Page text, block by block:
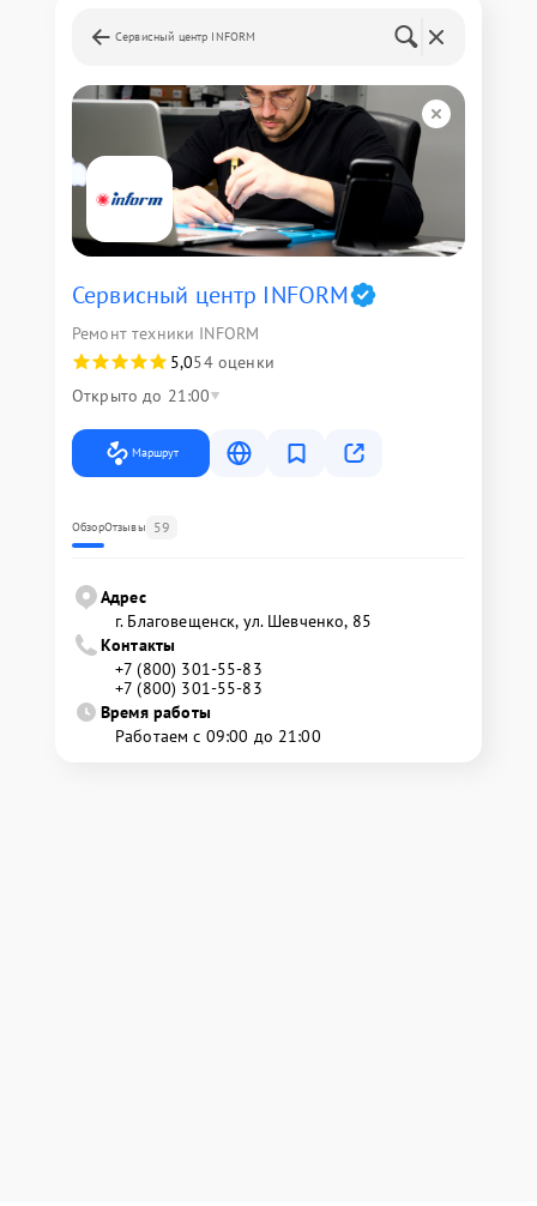
Сервисный центр INFORM
Сервисный центр INFORM
Ремонт техники INFORM
5,054 оценки
Открыто до 21:00
Маршрут
ОбзорОтзывы 59
Адрес
г. Благовещенск, ул. Шевченко, 85
Контакты
+7 (800) 301-55-83
+7 (800) 301-55-83
Время работы
Работаем с 09:00 до 21:00